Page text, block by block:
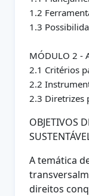
1.2
1.3
MÓDULO 2 -
2.1 Critérios
2.2
2.3 Diretrizes
OBJETIVOS
A temática
direitos